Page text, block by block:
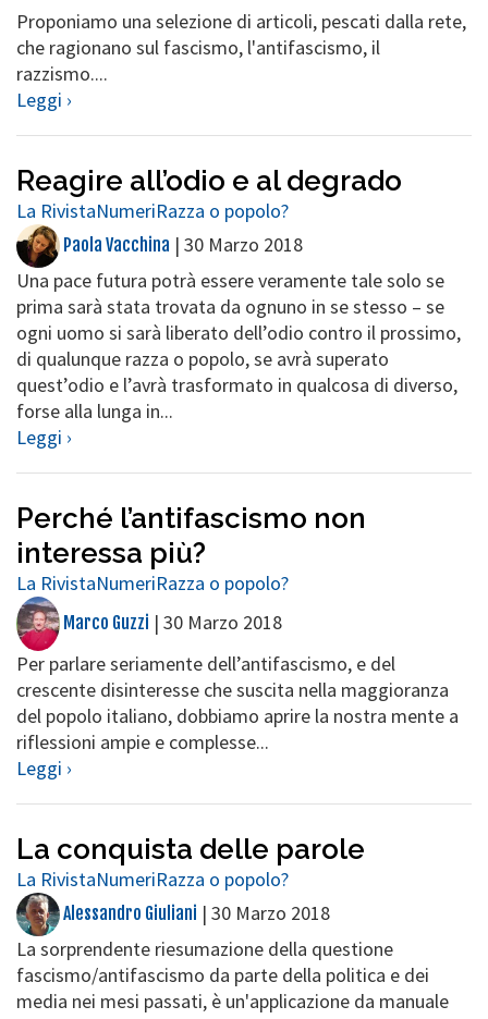
Proponiamo una selezione di articoli, pescati dalla rete,
che ragionano sul fascismo, l'antifascismo, il
razzismo....
Leggi ›
Reagire all’odio e al degrado
La RivistaNumeriRazza o popolo?
Paola Vacchina | 30 Marzo 2018
Una pace futura potrà essere veramente tale solo se
prima sarà stata trovata da ognuno in se stesso – se
ogni uomo si sarà liberato dell’odio contro il prossimo,
di qualunque razza o popolo, se avrà superato
quest’odio e l’avrà trasformato in qualcosa di diverso,
forse alla lunga in...
Leggi ›
Perché l’antifascismo non
interessa più?
La RivistaNumeriRazza o popolo?
Marco Guzzi | 30 Marzo 2018
Per parlare seriamente dell’antifascismo, e del
crescente disinteresse che suscita nella maggioranza
del popolo italiano, dobbiamo aprire la nostra mente a
riflessioni ampie e complesse...
Leggi ›
La conquista delle parole
La RivistaNumeriRazza o popolo?
Alessandro Giuliani | 30 Marzo 2018
La sorprendente riesumazione della questione
fascismo/antifascismo da parte della politica e dei
media nei mesi passati, è un'applicazione da manuale